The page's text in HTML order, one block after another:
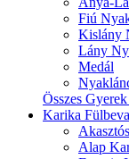
Fiú
Kislány
Lány
Medál
Összes
Karika
Alap